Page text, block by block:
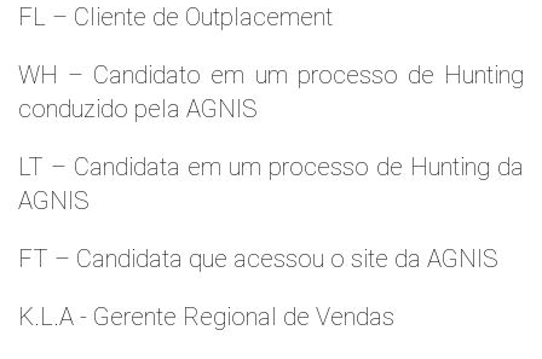
FL – Cliente de Outplacement
WH – Candidato em um processo de Hunting
conduzido pela AGNIS
LT – Candidata em um processo de Hunting da
AGNIS
FT – Candidata que acessou o site da AGNIS
K.L.A - Gerente Regional de Vendas